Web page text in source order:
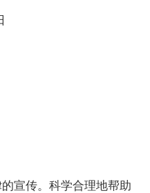
的宣传。科学合理地帮助